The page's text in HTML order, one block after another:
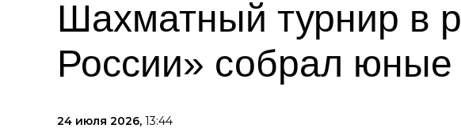
Шахматный турнир в
России» собрал
24 июля 2026, 13:44